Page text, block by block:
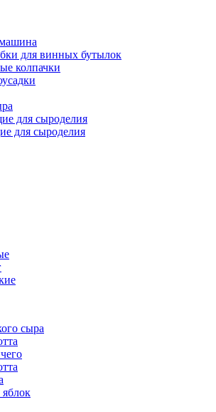
для винных бутылок
колпачки
для сыроделия
для сыроделия
сыра